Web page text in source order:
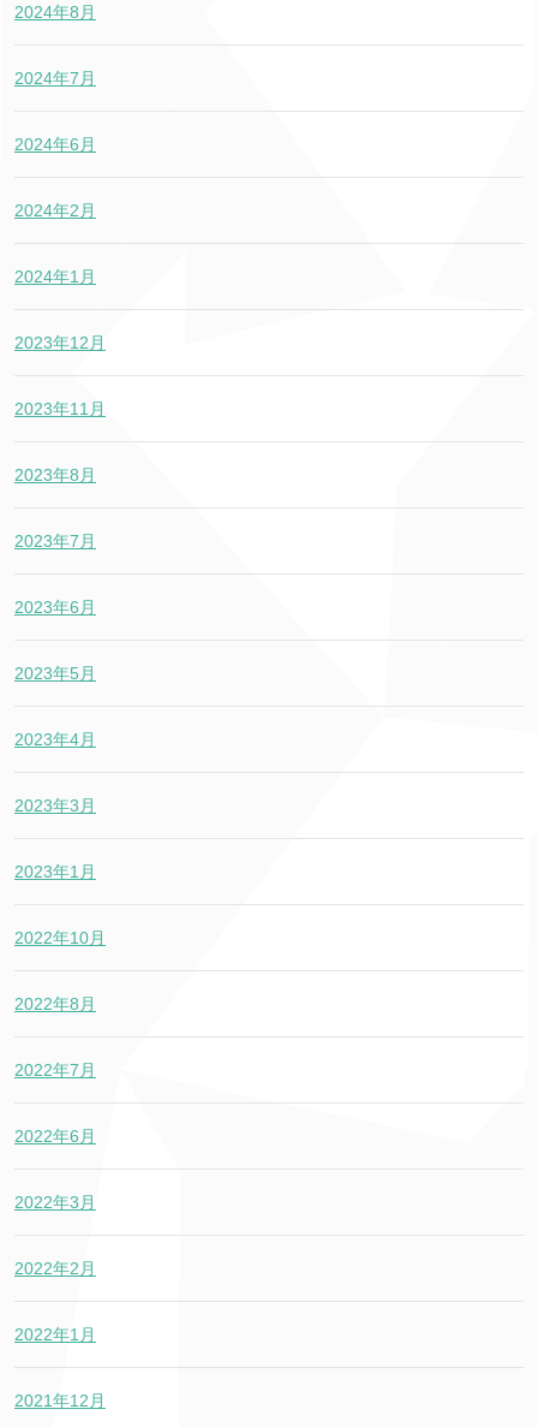
2024年8月
2024年7月
2024年6月
2024年2月
2024年1月
2023年12月
2023年11月
2023年8月
2023年7月
2023年6月
2023年5月
2023年4月
2023年3月
2023年1月
2022年10月
2022年8月
2022年7月
2022年6月
2022年3月
2022年2月
2022年1月
2021年12月